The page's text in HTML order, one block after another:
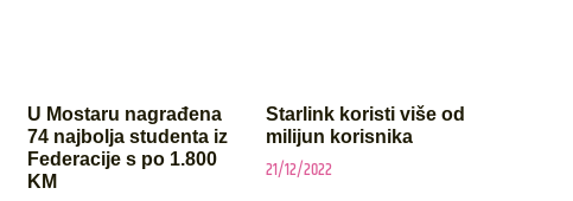
U Mostaru nagrađena
74 najbolja studenta iz
Federacije s po 1.800
KM
Starlink koristi više od
milijun korisnika
21/12/2022